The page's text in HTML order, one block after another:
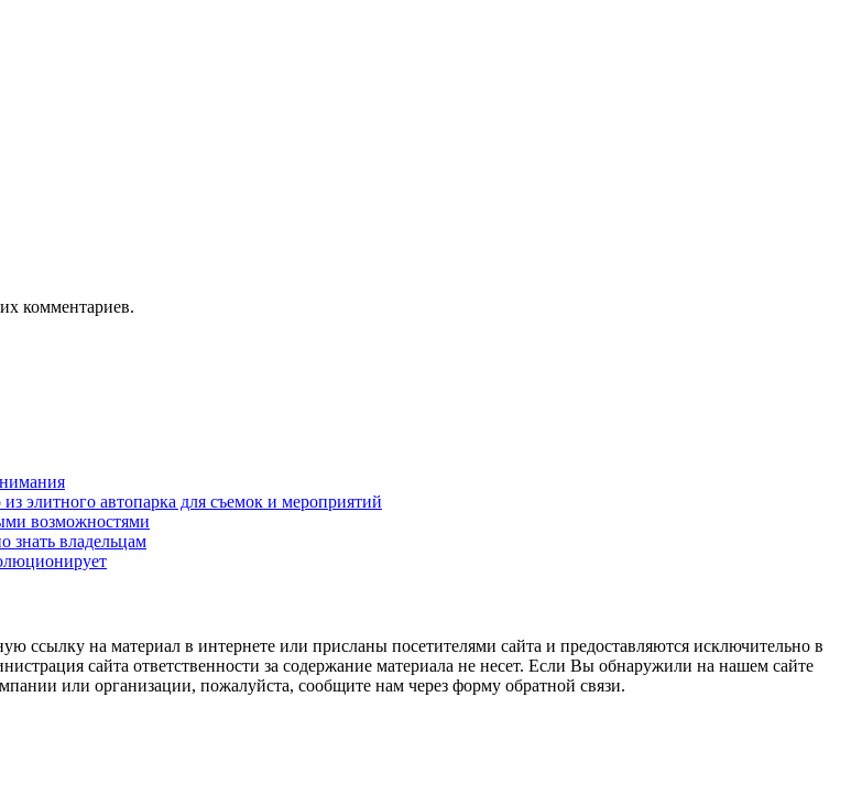
комментариев.
элитного автопарка для съемок и мероприятий
возможностями
знать владельцам
на материал в интернете или присланы посетителями сайта и предоставляются исключительно в
сайта ответственности за содержание материала не несет. Если Вы обнаружили на нашем сайте
или организации, пожалуйста, сообщите нам через форму обратной связи.